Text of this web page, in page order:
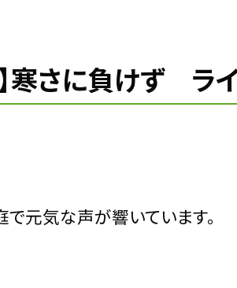
】寒さに負けず ラ
元気な声が響いています。